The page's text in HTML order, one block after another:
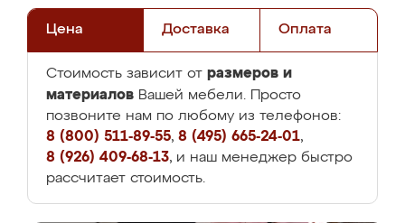
Цена Доставка Оплата
Стоимость зависит от размеров и
материалов Вашей мебели. Просто
позвоните нам по любому из телефонов:
8 (800) 511-89-55, 8 (495) 665-24-01,
8 (926) 409-68-13, и наш менеджер быстро
рассчитает стоимость.